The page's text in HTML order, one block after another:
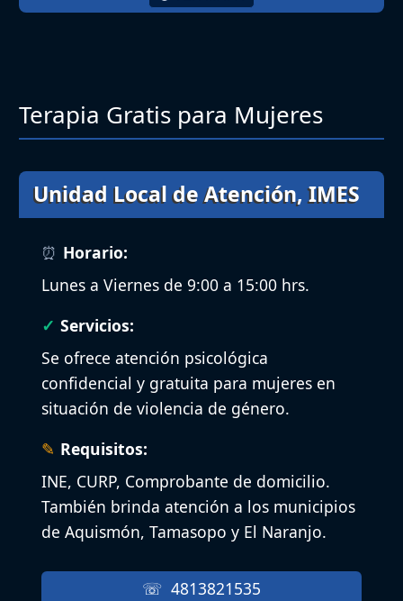
Terapia Gratis para Mujeres
Unidad Local de Atención, IMES
Horario:
Lunes a Viernes de 9:00 a 15:00 hrs.
Servicios:
Se ofrece atención psicológica
confidencial y gratuita para mujeres en
situación de violencia de género.
Requisitos:
INE, CURP, Comprobante de domicilio.
También brinda atención a los municipios
de Aquismón, Tamasopo y El Naranjo.
4813821535